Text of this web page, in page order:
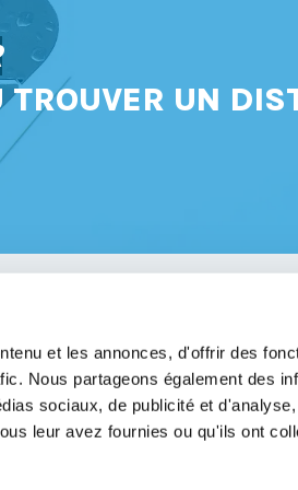
et les annonces, d'offrir des
Nous partageons également des
sociaux, de publicité et
leur avez fournies ou qu'ils ont
TROUVER UN